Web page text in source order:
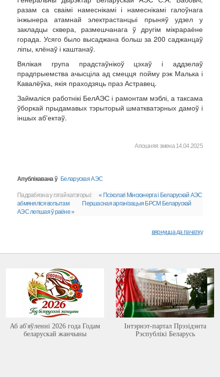
разам са сваімі намеснікамі і намеснікамі галоўнага
інжынера атамнай электрастанцыі прыняў удзел у
закладцы сквера, размешчанага ў другім мікрараёне
горада. Усяго было высаджана больш за 200 саджанцаў
ліпы, клёнаў і каштанаў.
Вялікая група прадстаўнікоў цэхаў і аддзелаў
прадпрыемства ачысціла ад смецця пойму рэк Малька і
Кавалёўка, якія праходзяць праз Астравец.
Займаліся работнікі БелАЭС і рамонтам мэблі, а таксама
ўборкай прыдамавых тэрыторый шматкватэрных дамоў і
іншых аб'ектаў.
Апошняя змена 14.04.2025
Апублікавана ў Беларуская АЭС
Падрабязна у гэтай катэгорыі:
« Псіхолагі Мінскэнерга і Беларускай АЭС
абмяняліся вопытам
Першасная арганізацыя БРСМ Беларускай
АЭС лепшая ў раёне »
вярнуцца да пачатку
Аб аб'яўленні 2026 года Годам
беларускай жанчыны
Інтэрнэт-партал Прэзідэнта
Рэспублікі Беларусь